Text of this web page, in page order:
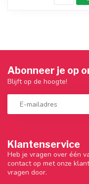
Klantenservice
Heb je vragen over één
contact op met onze
vragen door.
Abonneer je op
Blijft op de hoogte!